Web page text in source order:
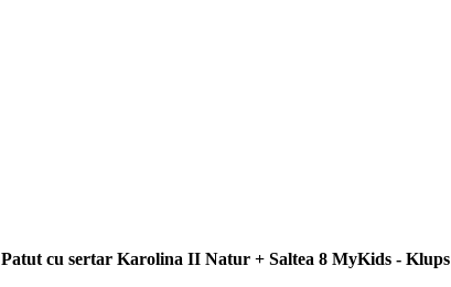
Patut cu sertar Karolina II Natur + Saltea 8 MyKids - Klups